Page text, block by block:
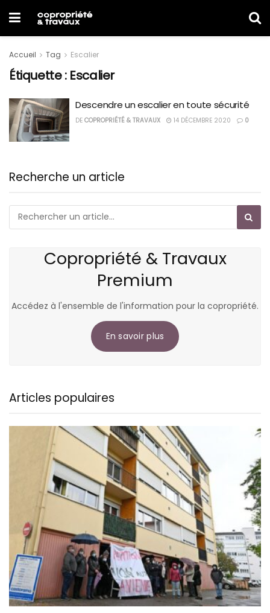
Accueil Tag Escalier
Étiquette : Escalier
Descendre un escalier en toute sécurité
DE COPROPRIÉTÉ & TRAVAUX 14 DÉCEMBRE 2020 0
Recherche un article
Copropriété & Travaux
Premium
Accédez à l'ensemble de l'information pour la copropriété.
En savoir plus
Articles populaires